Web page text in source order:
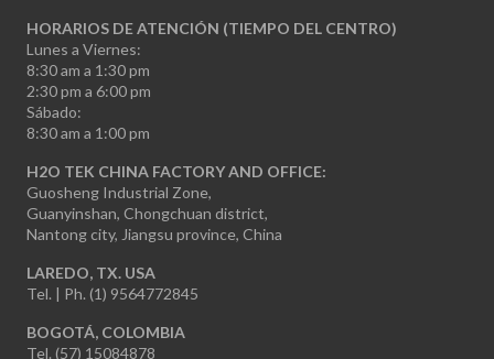
HORARIOS DE ATENCIÓN (TIEMPO DEL CENTRO)
Lunes a Viernes:
8:30 am a 1:30 pm
2:30 pm a 6:00 pm
Sábado:
8:30 am a 1:00 pm
H2O TEK CHINA FACTORY AND OFFICE:
Guosheng Industrial Zone,
Guanyinshan, Chongchuan district,
Nantong city, Jiangsu province, China
LAREDO, TX. USA
Tel. | Ph. (1) 9564772845
BOGOTÁ, COLOMBIA
Tel. (57) 15084878